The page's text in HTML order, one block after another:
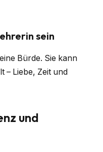
sein
Bürde. Sie kann
– Liebe, Zeit und
und